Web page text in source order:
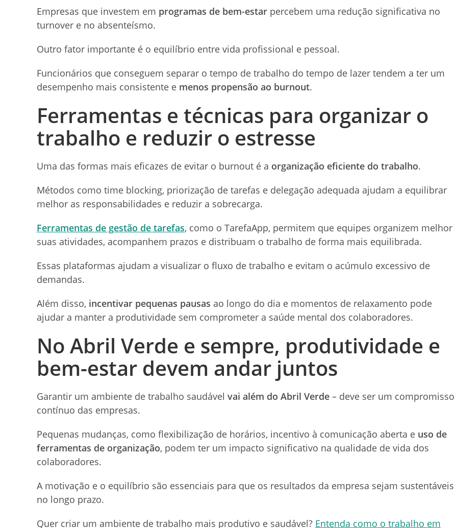
Empresas que investem em programas de bem-estar percebem uma redução significativa no
turnover e no absenteísmo.
Outro fator importante é o equilíbrio entre vida profissional e pessoal.
Funcionários que conseguem separar o tempo de trabalho do tempo de lazer tendem a ter um
desempenho mais consistente e menos propensão ao burnout.
Ferramentas e técnicas para organizar o
trabalho e reduzir o estresse
Uma das formas mais eficazes de evitar o burnout é a organização eficiente do trabalho.
Métodos como time blocking, priorização de tarefas e delegação adequada ajudam a equilibrar
melhor as responsabilidades e reduzir a sobrecarga.
Ferramentas de gestão de tarefas, como o TarefaApp, permitem que equipes organizem melhor
suas atividades, acompanhem prazos e distribuam o trabalho de forma mais equilibrada.
Essas plataformas ajudam a visualizar o fluxo de trabalho e evitam o acúmulo excessivo de
demandas.
Além disso, incentivar pequenas pausas ao longo do dia e momentos de relaxamento pode
ajudar a manter a produtividade sem comprometer a saúde mental dos colaboradores.
No Abril Verde e sempre, produtividade e
bem-estar devem andar juntos
Garantir um ambiente de trabalho saudável vai além do Abril Verde – deve ser um compromisso
contínuo das empresas.
Pequenas mudanças, como flexibilização de horários, incentivo à comunicação aberta e uso de
ferramentas de organização, podem ter um impacto significativo na qualidade de vida dos
colaboradores.
A motivação e o equilíbrio são essenciais para que os resultados da empresa sejam sustentáveis
no longo prazo.
Quer criar um ambiente de trabalho mais produtivo e saudável? Entenda como o trabalho em